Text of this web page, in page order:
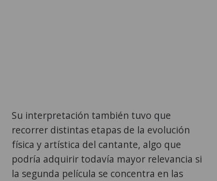
Su interpretación también tuvo que
recorrer distintas etapas de la evolución
física y artística del cantante, algo que
podría adquirir todavía mayor relevancia si
la segunda película se concentra en las